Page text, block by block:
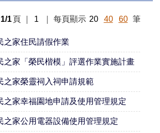
1/1 頁 1 每頁顯示 20 40 60 筆
之家住民請假作業
之家「榮民楷模」評選作業實施計畫
之家榮靈祠入祠申請規範
之家幸福園地申請及使用管理規定
之家公用電器設備使用管理規定